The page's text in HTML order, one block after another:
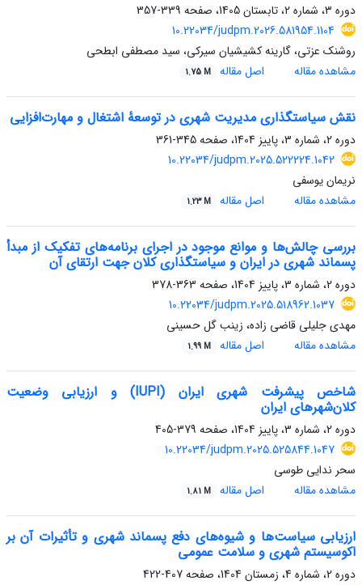
دوره 3، شماره 2، تابستان 1405، صفحه
339-357
10.22034/judpm.2026.581954.1104
روشنک عزتی، گارینه کشیشیان سیرکی، سید مصطفی ابطحی
مشاهده مقاله
اصل مقاله 1.75 M
نقش‌ سیاستگذاری مدیریت شهری در توسعۀ اشتغال و مهارت‌افزایی
دوره 2، شماره 3، پاییز 1404، صفحه
345-361
10.22034/judpm.2025.522224.1042
نریمان یوسفی
مشاهده مقاله
اصل مقاله 1.23 M
بررسی چالش‌ها و موانع موجود در اجرای برنامه‌های تفکیک از مبدأ
پسماند شهری در ایران و سیاست‏گذاری کلان جهت ارتقای آن
دوره 2، شماره 3، پاییز 1404، صفحه
363-378
10.22034/judpm.2025.518962.1037
مهدی جلیلی قاضی ‏زاده، زینب گل حسینی
مشاهده مقاله
اصل مقاله 1.99 M
شاخص پیشرفت شهری ایران (IUPI) و ارزیابی وضعیت
کلان‌شهرهای ایران
دوره 2، شماره 3، پاییز 1404، صفحه
379-405
10.22034/judpm.2025.525844.1047
سحر ندایی طوسی
مشاهده مقاله
اصل مقاله 1.81 M
ارزیابی سیاست‌ها و شیوه‌های دفع پسماند شهری و تأثیرات آن بر
اکوسیستم شهری و سلامت عمومی
دوره 2، شماره 4، زمستان 1404، صفحه
407-422